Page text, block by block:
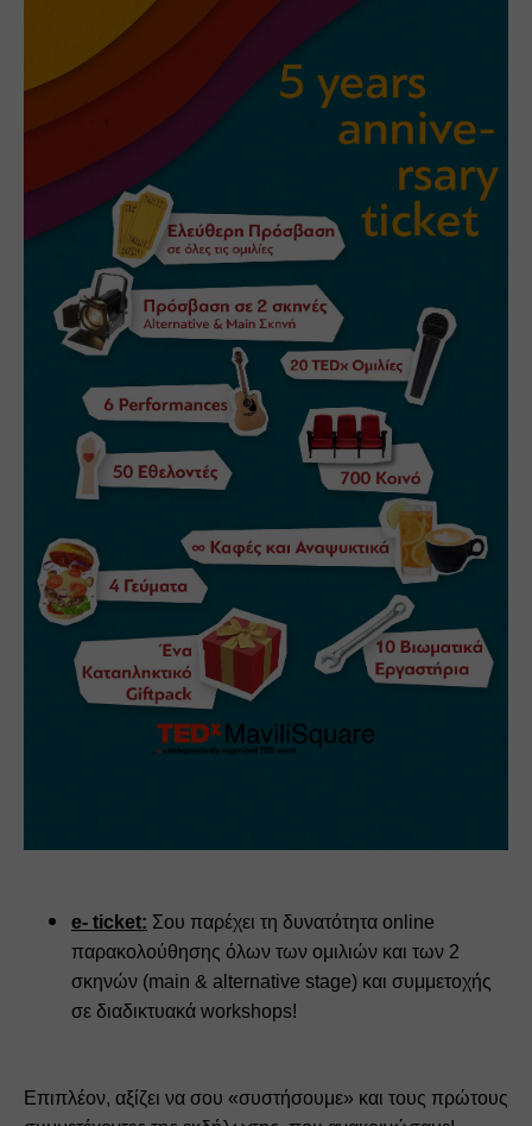
e- ticket: Σου παρέχει τη δυνατότητα online
παρακολούθησης όλων των ομιλιών και των 2
σκηνών (main & alternative stage) και συμμετοχής
σε διαδικτυακά workshops!
Επιπλέον, αξίζει να σου «συστήσουμε» και τους πρώτους